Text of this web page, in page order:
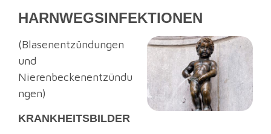
HARNWEGSINFEKTIONEN
(Blasenentzündungen
und
Nierenbeckenentzündu
ngen)
KRANKHEITSBILDER